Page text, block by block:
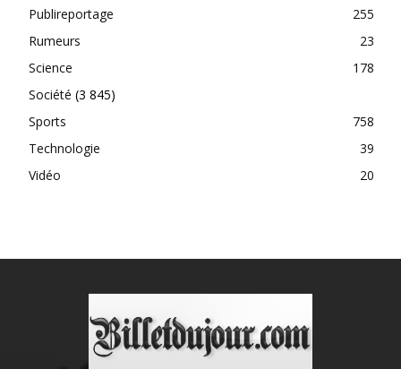
Publireportage
255
Rumeurs
23
Science
178
Société (3 845)
Sports
758
Technologie
39
Vidéo
20